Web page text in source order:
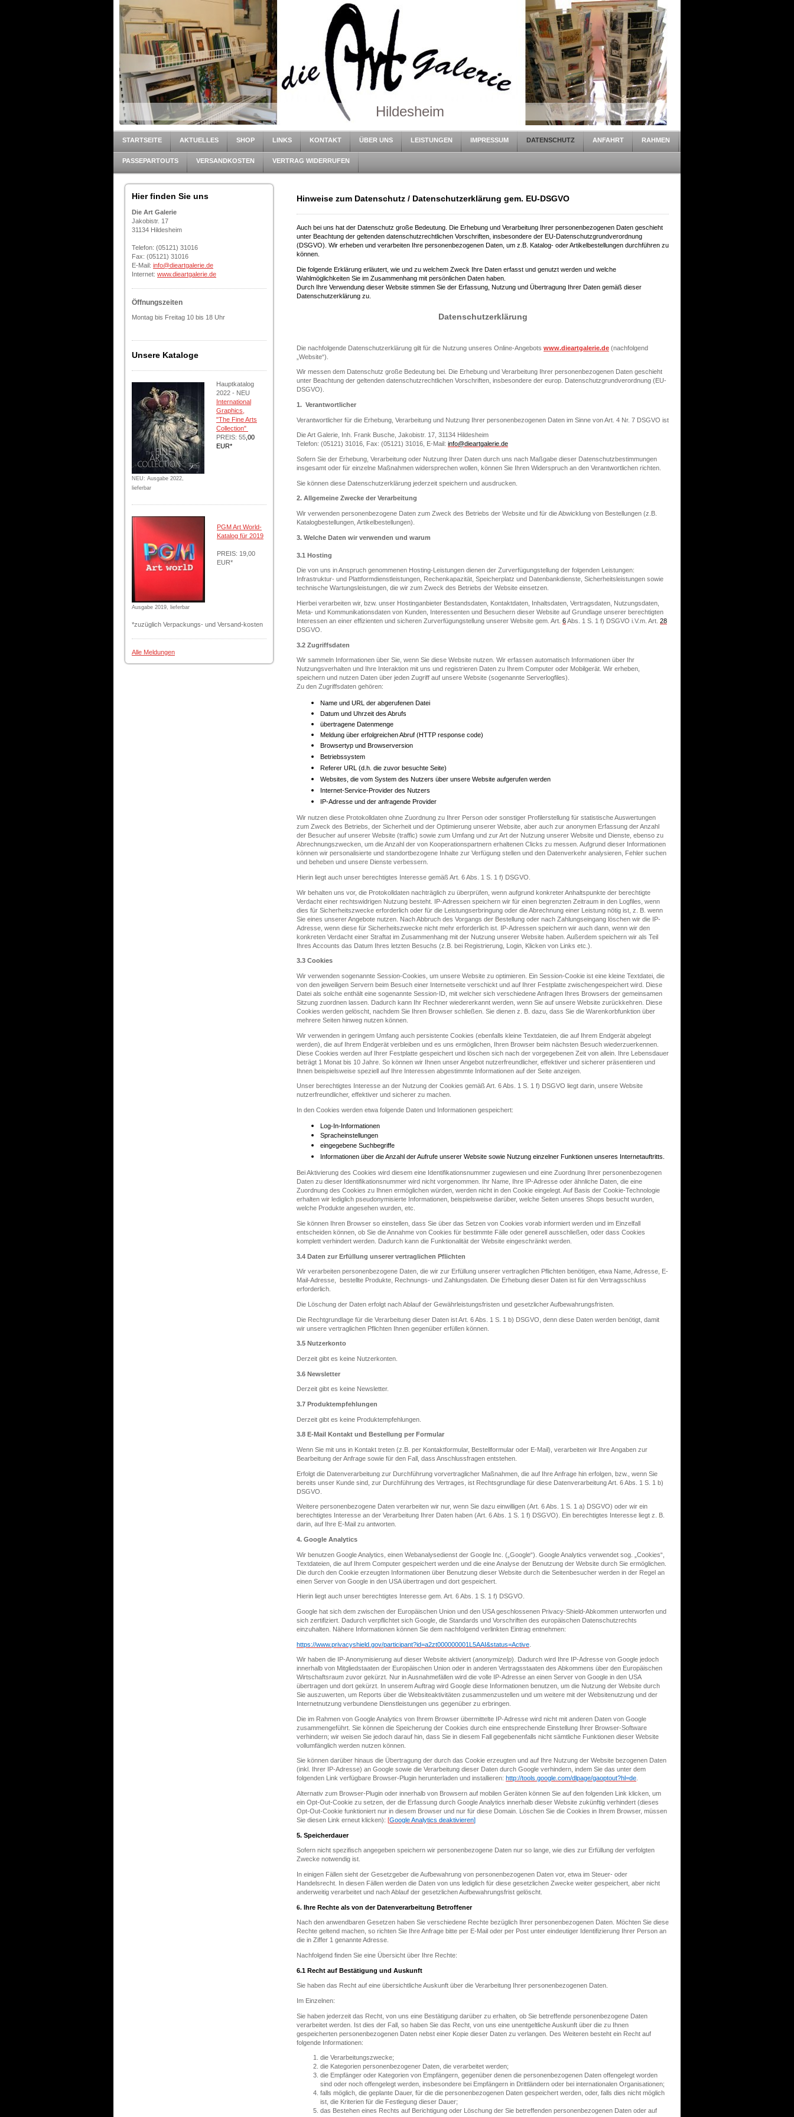
Hildesheim
STARTSEITE AKTUELLES SHOP LINKS KONTAKT ÜBER UNS LEISTUNGEN IMPRESSUM DATENSCHUTZ ANFAHRT RAHMEN
PASSEPARTOUTS VERSANDKOSTEN VERTRAG WIDERRUFEN
Hier finden Sie uns
Die Art Galerie
Jakobistr. 17
31134 Hildesheim
Telefon: (05121) 31016
Fax: (05121) 31016
E-Mail: info@dieartgalerie.de
Internet: www.dieartgalerie.de
Öffnungszeiten
Montag bis Freitag 10 bis 18 Uhr
Unsere Kataloge
NEU: Ausgabe 2022,
lieferbar
Hauptkatalog
2022 - NEU
International
Graphics,
"The Fine Arts
Collection"
PREIS: 55 ,00
EUR*
Ausgabe 2019, lieferbar
PGM Art World-
Katalog für 2019
PREIS: 19,00
EUR*
*zuzüglich Verpackungs- und Versand-kosten
Alle Meldungen
Hinweise zum Datenschutz / Datenschutzerklärung gem. EU-DSGVO
Auch bei uns hat der Datenschutz große Bedeutung. Die Erhebung und Verarbeitung Ihrer personenbezogenen Daten geschieht
unter Beachtung der geltenden datenschutzrechtlichen Vorschriften, insbesondere der EU-Datenschutzgrundverordnung
(DSGVO). Wir erheben und verarbeiten Ihre personenbezogenen Daten, um z.B. Katalog- oder Artikelbestellungen durchführen zu
können.
Die folgende Erklärung erläutert, wie und zu welchem Zweck Ihre Daten erfasst und genutzt werden und welche
Wahlmöglichkeiten Sie im Zusammenhang mit persönlichen Daten haben.
Durch Ihre Verwendung dieser Website stimmen Sie der Erfassung, Nutzung und Übertragung Ihrer Daten gemäß dieser
Datenschutzerklärung zu.
Datenschutzerklärung
Die nachfolgende Datenschutzerklärung gilt für die Nutzung unseres Online-Angebots www.dieartgalerie.de (nachfolgend
„Website“)
Wir messen dem Datenschutz große Bedeutung bei. Die Erhebung und Verarbeitung Ihrer personenbezogenen Daten geschieht
unter Beachtung der geltenden datenschutzrechtlichen Vorschriften, insbesondere der europ. Datenschutzgrundverordnung (EU-
DSGVO).
1. Verantwortlicher
Verantwortlicher für die Erhebung, Verarbeitung und Nutzung Ihrer personenbezogenen Daten im Sinne von Art. 4 Nr. 7 DSGVO ist
Die Art Galerie, Inh. Frank Busche, Jakobistr. 17, 31134 Hildesheim
Telefon: (05121) 31016, Fax: (05121) 31016,
E-Mail: info@dieartgalerie.de
Sofern Sie der Erhebung, Verarbeitung oder Nutzung Ihrer Daten durch uns nach Maßgabe dieser Datenschutzbestimmungen
insgesamt oder für einzelne Maßnahmen widersprechen wollen, können Sie Ihren Widerspruch an den Verantwortlichen richten.
Sie können diese Datenschutzerklärung jederzeit speichern und ausdrucken.
2. Allgemeine Zwecke der Verarbeitung
Wir verwenden personenbezogene Daten zum Zweck des Betriebs der Website und für die Abwicklung von Bestellungen (z.B.
Katalogbestellungen, Artikelbestellungen).
3. Welche Daten wir verwenden und warum
3.1 Hosting
Die von uns in Anspruch genommenen Hosting-Leistungen dienen der Zurverfügungstellung der folgenden Leistungen:
Infrastruktur- und Plattformdienstleistungen, Rechenkapazität, Speicherplatz und Datenbankdienste, Sicherheitsleistungen sowie
technische Wartungsleistungen, die wir zum Zweck des Betriebs der Website einsetzen.
Hierbei verarbeiten wir, bzw. unser Hostinganbieter Bestandsdaten, Kontaktdaten, Inhaltsdaten, Vertragsdaten, Nutzungsdaten,
Meta- und Kommunikationsdaten von Kunden, Interessenten und Besuchern dieser Website auf Grundlage unserer berechtigten
Interessen an einer effizienten und sicheren Zurverfügungstellung unserer Website gem. Art. 6Abs. 1 S. 1 f) DSGVO i.V.m. Art. 28
DSGVO.
3.2 Zugriffsdaten
Wir sammeln Informationen über Sie, wenn Sie diese Website nutzen. Wir erfassen automatisch Informationen über Ihr
Nutzungsverhalten und Ihre Interaktion mit uns und registrieren Daten zu Ihrem Computer oder Mobilgerät. Wir erheben,
speichern und nutzen Daten über jeden Zugriff auf unsere Website (sogenannte Serverlogfiles).
Zu den Zugriffsdaten gehören:
Name und URL der abgerufenen Datei
Datum und Uhrzeit des Abrufs
übertragene Datenmenge
Meldung über erfolgreichen Abruf (HTTP response code)
Browsertyp und Browserversion
Betriebssystem
Referer URL (d.h. die zuvor besuchte Seite)
Websites, die vom System des Nutzers über unsere Website aufgerufen werden
Internet-Service-Provider des Nutzers
IP-Adresse und der anfragende Provider
Wir nutzen diese Protokolldaten ohne Zuordnung zu Ihrer Person oder sonstiger Profilerstellung für statistische Auswertungen
zum Zweck des Betriebs, der Sicherheit und der Optimierung unserer Website, aber auch zur anonymen Erfassung der Anzahl
der Besucher auf unserer Website (traffic) sowie zum Umfang und zur Art der Nutzung unserer Website und Dienste, ebenso zu
Abrechnungszwecken, um die Anzahl der von Kooperationspartnern erhaltenen Clicks zu messen. Aufgrund dieser Informationen
können wir personalisierte und standortbezogene Inhalte zur Verfügung stellen und den Datenverkehr analysieren, Fehler suchen
und beheben und unsere Dienste verbessern.
Hierin liegt auch unser berechtigtes Interesse gemäß Art. 6 Abs. 1 S. 1 f) DSGVO.
Wir behalten uns vor, die Protokolldaten nachträglich zu überprüfen, wenn aufgrund konkreter Anhaltspunkte der berechtigte
Verdacht einer rechtswidrigen Nutzung besteht. IP-Adressen speichern wir für einen begrenzten Zeitraum in den Logfiles, wenn
dies für Sicherheitszwecke erforderlich oder für die Leistungserbringung oder die Abrechnung einer Leistung nötig ist, z. B. wenn
Sie eines unserer Angebote nutzen. Nach Abbruch des Vorgangs der Bestellung oder nach Zahlungseingang löschen wir die IP-
Adresse, wenn diese für Sicherheitszwecke nicht mehr erforderlich ist. IP-Adressen speichern wir auch dann, wenn wir den
konkreten Verdacht einer Straftat im Zusammenhang mit der Nutzung unserer Website haben. Außerdem speichern wir als Teil
Ihres Accounts das Datum Ihres letzten Besuchs (z.B. bei Registrierung, Login, Klicken von Links etc.).
3.3 Cookies
Wir verwenden sogenannte Session-Cookies, um unsere Website zu optimieren. Ein Session-Cookie ist eine kleine Textdatei, die
von den jeweiligen Servern beim Besuch einer Internetseite verschickt und auf Ihrer Festplatte zwischengespeichert wird. Diese
Datei als solche enthält eine sogenannte Session-ID, mit welcher sich verschiedene Anfragen Ihres Browsers der gemeinsamen
Sitzung zuordnen lassen. Dadurch kann Ihr Rechner wiedererkannt werden, wenn Sie auf unsere Website zurückkehren. Diese
Cookies werden gelöscht, nachdem Sie Ihren Browser schließen. Sie dienen z. B. dazu, dass Sie die Warenkorbfunktion über
mehrere Seiten hinweg nutzen können.
Wir verwenden in geringem Umfang auch persistente Cookies (ebenfalls kleine Textdateien, die auf Ihrem Endgerät abgelegt
werden), die auf Ihrem Endgerät verbleiben und es uns ermöglichen, Ihren Browser beim nächsten Besuch wiederzuerkennen.
Diese Cookies werden auf Ihrer Festplatte gespeichert und löschen sich nach der vorgegebenen Zeit von allein. Ihre Lebensdauer
beträgt 1 Monat bis 10 Jahre. So können wir Ihnen unser Angebot nutzerfreundlicher, effektiver und sicherer präsentieren und
Ihnen beispielsweise speziell auf Ihre Interessen abgestimmte Informationen auf der Seite anzeigen.
Unser berechtigtes Interesse an der Nutzung der Cookies gemäß Art. 6 Abs. 1 S. 1 f) DSGVO liegt darin, unsere Website
nutzerfreundlicher, effektiver und sicherer zu machen.
In den Cookies werden etwa folgende Daten und Informationen gespeichert:
Log-In-Informationen
Spracheinstellungen
eingegebene Suchbegriffe
Informationen über die Anzahl der Aufrufe unserer Website sowie Nutzung einzelner Funktionen unseres Internetauftritts.
Bei Aktivierung des Cookies wird diesem eine Identifikationsnummer zugewiesen und eine Zuordnung Ihrer personenbezogenen
Daten zu dieser Identifikationsnummer wird nicht vorgenommen. Ihr Name, Ihre IP-Adresse oder ähnliche Daten, die eine
Zuordnung des Cookies zu Ihnen ermöglichen würden, werden nicht in den Cookie eingelegt. Auf Basis der Cookie-Technologie
erhalten wir lediglich pseudonymisierte Informationen, beispielsweise darüber, welche Seiten unseres Shops besucht wurden,
welche Produkte angesehen wurden, etc.
Sie können Ihren Browser so einstellen, dass Sie über das Setzen von Cookies vorab informiert werden und im Einzelfall
entscheiden können, ob Sie die Annahme von Cookies für bestimmte Fälle oder generell ausschließen, oder dass Cookies
komplett verhindert werden. Dadurch kann die Funktionalität der Website eingeschränkt werden.
3.4 Daten zur Erfüllung unserer vertraglichen Pflichten
Wir verarbeiten personenbezogene Daten, die wir zur Erfüllung unserer vertraglichen Pflichten benötigen, etwa Name, Adresse, E-
Mail-Adresse, bestellte Produkte, Rechnungs- und Zahlungsdaten. Die Erhebung dieser Daten ist für den Vertragsschluss
erforderlich.
Die Löschung der Daten erfolgt nach Ablauf der Gewährleistungsfristen und gesetzlicher Aufbewahrungsfristen.
Die Rechtgrundlage für die Verarbeitung dieser Daten ist Art. 6 Abs. 1 S. 1 b) DSGVO, denn diese Daten werden benötigt, damit
wir unsere vertraglichen Pflichten Ihnen gegenüber erfüllen können.
3.5 Nutzerkonto
Derzeit gibt es keine Nutzerkonten.
3.6 Newsletter
Derzeit gibt es keine Newsletter.
3.7 Produktempfehlungen
Derzeit gibt es keine Produktempfehlungen.
3.8 E-Mail Kontakt und Bestellung per Formular
Wenn Sie mit uns in Kontakt treten (z.B. per Kontaktformular, Bestellformular oder E-Mail), verarbeiten wir Ihre Angaben zur
Bearbeitung der Anfrage sowie für den Fall, dass Anschlussfragen entstehen.
Erfolgt die Datenverarbeitung zur Durchführung vorvertraglicher Maßnahmen, die auf Ihre Anfrage hin erfolgen, bzw., wenn Sie
bereits unser Kunde sind, zur Durchführung des Vertrages, ist Rechtsgrundlage für diese Datenverarbeitung Art. 6 Abs. 1 S. 1 b)
DSGVO.
Weitere personenbezogene Daten verarbeiten wir nur, wenn Sie dazu einwilligen (Art. 6 Abs. 1 S. 1 a) DSGVO) oder wir ein
berechtigtes Interesse an der Verarbeitung Ihrer Daten haben (Art. 6 Abs. 1 S. 1 f) DSGVO). Ein berechtigtes Interesse liegt z. B.
darin, auf Ihre E-Mail zu antworten.
4. Google Analytics
Wir benutzen Google Analytics, einen Webanalysedienst der Google Inc. („Google“). Google Analytics verwendet sog. „Cookies“,
Textdateien, die auf Ihrem Computer gespeichert werden und die eine Analyse der Benutzung der Website durch Sie ermöglichen.
Die durch den Cookie erzeugten Informationen über Benutzung dieser Website durch die Seitenbesucher werden in der Regel an
einen Server von Google in den USA übertragen und dort gespeichert.
Hierin liegt auch unser berechtigtes Interesse gem. Art. 6 Abs. 1 S. 1 f) DSGVO.
Google hat sich dem zwischen der Europäischen Union und den USA geschlossenen Privacy-Shield-Abkommen unterworfen und
sich zertifiziert. Dadurch verpflichtet sich Google, die Standards und Vorschriften des europäischen Datenschutzrechts
einzuhalten. Nähere Informationen können Sie dem nachfolgend verlinkten Eintrag entnehmen:
https://www.privacyshield.gov/participant?id=a2zt000000001L5AAI&status=Active
Wir haben die IP-Anonymisierung auf dieser Website aktiviert (anonymizeIp). Dadurch wird Ihre IP-Adresse von Google jedoch
innerhalb von Mitgliedstaaten der Europäischen Union oder in anderen Vertragsstaaten des Abkommens über den Europäischen
Wirtschaftsraum zuvor gekürzt. Nur in Ausnahmefällen wird die volle IP-Adresse an einen Server von Google in den USA
übertragen und dort gekürzt. In unserem Auftrag wird Google diese Informationen benutzen, um die Nutzung der Website durch
Sie auszuwerten, um Reports über die Websiteaktivitäten zusammenzustellen und um weitere mit der Websitenutzung und der
Internetnutzung verbundene Dienstleistungen uns gegenüber zu erbringen.
Die im Rahmen von Google Analytics von Ihrem Browser übermittelte IP-Adresse wird nicht mit anderen Daten von Google
zusammengeführt. Sie können die Speicherung der Cookies durch eine entsprechende Einstellung Ihrer Browser-Software
verhindern; wir weisen Sie jedoch darauf hin, dass Sie in diesem Fall gegebenenfalls nicht sämtliche Funktionen dieser Website
vollumfänglich werden nutzen können.
Sie können darüber hinaus die Übertragung der durch das Cookie erzeugten und auf Ihre Nutzung der Website bezogenen Daten
(inkl. Ihrer IP-Adresse) an Google sowie die Verarbeitung dieser Daten durch Google verhindern, indem Sie das unter dem
folgenden Link verfügbare Browser-Plugin herunterladen und installieren: http://tools.google.com/dlpage/gaoptout?hl=de.
Alternativ zum Browser-Plugin oder innerhalb von Browsern auf mobilen Geräten können Sie auf den folgenden Link klicken, um
ein Opt-Out-Cookie zu setzen, der die Erfassung durch Google Analytics innerhalb dieser Website zukünftig verhindert (dieses
Opt-Out-Cookie funktioniert nur in diesem Browser und nur für diese Domain. Löschen Sie die Cookies in Ihrem Browser, müssen
Sie diesen Link erneut klicken): [Google Analytics deaktivieren]
5. Speicherdauer
Sofern nicht spezifisch angegeben speichern wir personenbezogene Daten nur so lange, wie dies zur Erfüllung der verfolgten
Zwecke notwendig ist.
In einigen Fällen sieht der Gesetzgeber die Aufbewahrung von personenbezogenen Daten vor, etwa im Steuer- oder
Handelsrecht. In diesen Fällen werden die Daten von uns lediglich für diese gesetzlichen Zwecke weiter gespeichert, aber nicht
anderweitig verarbeitet und nach Ablauf der gesetzlichen Aufbewahrungsfrist gelöscht.
6. Ihre Rechte als von der Datenverarbeitung Betroffener
Nach den anwendbaren Gesetzen haben Sie verschiedene Rechte bezüglich Ihrer personenbezogenen Daten. Möchten Sie diese
Rechte geltend machen, so richten Sie Ihre Anfrage bitte per E-Mail oder per Post unter eindeutiger Identifizierung Ihrer Person an
die in Ziffer 1 genannte Adresse.
Nachfolgend finden Sie eine Übersicht über Ihre Rechte:
6.1 Recht auf Bestätigung und Auskunft
Sie haben das Recht auf eine übersichtliche Auskunft über die Verarbeitung Ihrer personenbezogenen Daten.
Im Einzelnen:
Sie haben jederzeit das Recht, von uns eine Bestätigung darüber zu erhalten, ob Sie betreffende personenbezogene Daten
verarbeitet werden. Ist dies der Fall, so haben Sie das Recht, von uns eine unentgeltliche Auskunft über die zu Ihnen
gespeicherten personenbezogenen Daten nebst einer Kopie dieser Daten zu verlangen. Des Weiteren besteht ein Recht auf
folgende Informationen:
die Verarbeitungszwecke;
die Kategorien personenbezogener Daten, die verarbeitet werden;
die Empfänger oder Kategorien von Empfängern, gegenüber denen die personenbezogenen Daten offengelegt worden
sind oder noch offengelegt werden, insbesondere bei Empfängern in Drittländern oder bei internationalen Organisationen;
falls möglich, die geplante Dauer, für die die personenbezogenen Daten gespeichert werden, oder, falls dies nicht möglich
ist, die Kriterien für die Festlegung dieser Dauer;
das Bestehen eines Rechts auf Berichtigung oder Löschung der Sie betreffenden personenbezogenen Daten oder auf